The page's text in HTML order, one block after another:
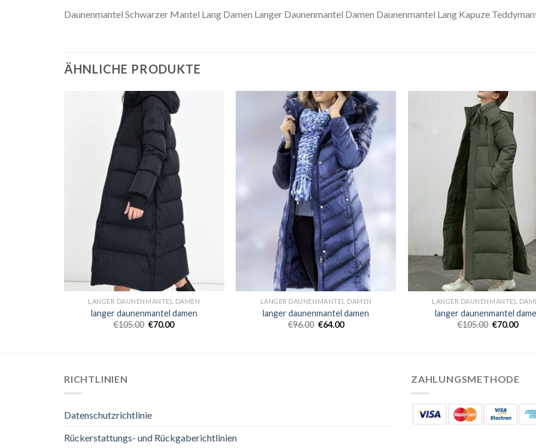
Daunenmantel Schwarzer Mantel Lang Damen Langer Daunenmantel Damen Daunenmantel Lang Kapuze
ÄHNLICHE PRODUKTE
LANGER DAUNENMANTEL DAMEN
langer daunenmantel damen
€105.00 €70.00
LANGER DAUNENMANTEL DAMEN
langer daunenmantel damen
€96.00 €64.00
LANGER DAUNENMANTEL
langer daunenmantel
€105.00 €70.00
RICHTLINIEN
Datenschutzrichtlinie
Rückerstattungs- und Rückgaberichtlinien
ZAHLUNGSMETHODE